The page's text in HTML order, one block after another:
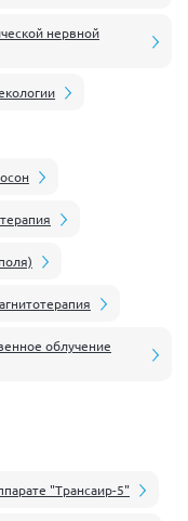
нервной
облучение
"Трансаир-5"